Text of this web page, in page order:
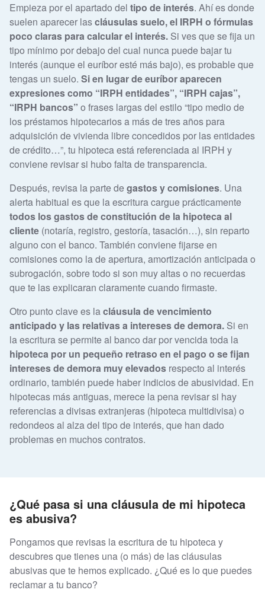
Empieza por el apartado del tipo de interés. Ahí es donde
suelen aparecer lascláusulas suelo, el IRPH o fórmulas
poco claras para calcular el interés. Si ves que se fija un
tipo mínimo por debajo del cual nunca puede bajar tu
interés (aunque el euríbor esté más bajo), es probable que
tengas un suelo. Si en lugar de euríbor aparecen
expresiones como “IRPH entidades”, “IRPH cajas”,
“IRPH bancos” o frases largas del estilo “tipo medio de
los préstamos hipotecarios a más de tres años para
adquisición de vivienda libre concedidos por las entidades
de crédito…”, tu hipoteca está referenciada al IRPH y
conviene revisar si hubo falta de transparencia.
Después, revisa la parte degastos y comisiones. Una
alerta habitual es que la escritura cargue prácticamente
todos los gastos de constitución de la hipoteca al
cliente (notaría, registro, gestoría, tasación…), sin reparto
alguno con el banco. También conviene fijarse en
comisiones como la de apertura, amortización anticipada o
subrogación, sobre todo si son muy altas o no recuerdas
que te las explicaran claramente cuando firmaste.
Otro punto clave es lacláusula de vencimiento
anticipado y las relativas a intereses de demora. Si en
la escritura se permite al banco dar por vencida toda la
hipoteca por un pequeño retraso en el pago o se fijan
intereses de demora muy elevados respecto al interés
ordinario, también puede haber indicios de abusividad. En
hipotecas más antiguas, merece la pena revisar si hay
referencias a divisas extranjeras (hipoteca multidivisa) o
redondeos al alza del tipo de interés, que han dado
problemas en muchos contratos.
¿Qué pasa si una cláusula de mi hipoteca
es abusiva?
Pongamos que revisas la escritura de tu hipoteca y
descubres que tienes una (o más) de las cláusulas
abusivas que te hemos explicado. ¿Qué es lo que puedes
reclamar a tu banco?